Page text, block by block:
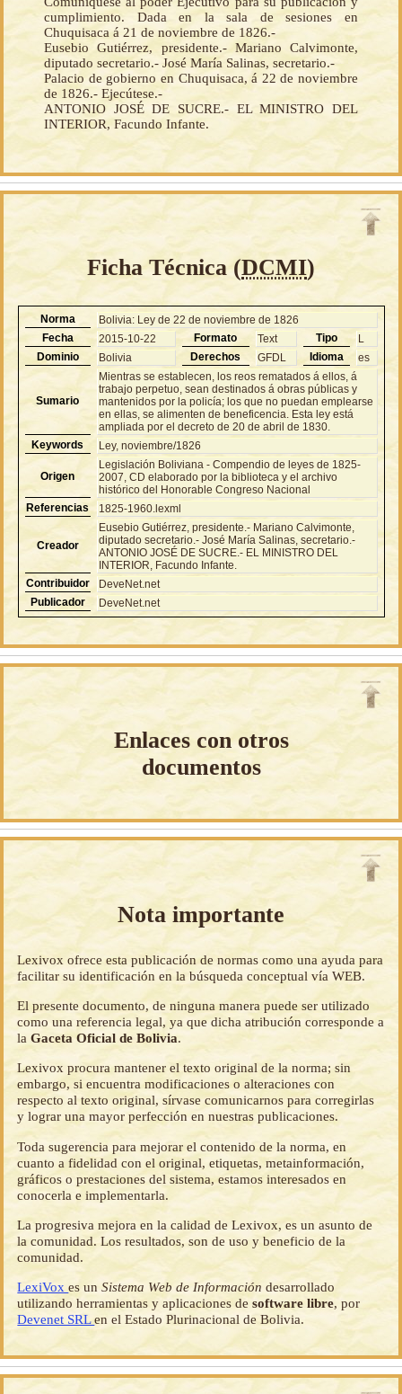
cumplimiento. Dada en la sala de sesiones en
Chuquisaca á 21 de noviembre de 1826.-
Eusebio Gutiérrez, presidente.- Mariano Calvimonte,
diputado secretario.- José María Salinas, secretario.-
Palacio de gobierno en Chuquisaca, á 22 de noviembre
de 1826.- Ejecútese.-
ANTONIO JOSÉ DE SUCRE.- EL MINISTRO DEL
INTERIOR, Facundo Infante.
Ficha Técnica (DCMI)
Norma
Bolivia: Ley de 22 de noviembre de 1826
Fecha
2015-10-22 Formato Text Tipo
L
Dominio
Bolivia Derechos GFDL Idioma es
Sumario
Mientras se establecen, los reos rematados á ellos, á
trabajo perpetuo, sean destinados á obras públicas y
mantenidos por la policía; los que no puedan emplearse
en ellas, se alimenten de beneficencia. Esta ley está
ampliada por el decreto de 20 de abril de 1830.
Keywords
Ley, noviembre/1826
Origen
Legislación Boliviana - Compendio de leyes de 1825-
2007, CD elaborado por la biblioteca y el archivo
histórico del Honorable Congreso Nacional
Referencias
1825-1960.lexml
Creador
Eusebio Gutiérrez, presidente.- Mariano Calvimonte,
diputado secretario.- José María Salinas, secretario.-
ANTONIO JOSÉ DE SUCRE.- EL MINISTRO DEL
INTERIOR, Facundo Infante.
Contribuidor
DeveNet.net
Publicador
DeveNet.net
Enlaces con otros
documentos
Nota importante
Lexivox ofrece esta publicación de normas como una ayuda para
facilitar su identificación en la búsqueda conceptual vía WEB.
El presente documento, de ninguna manera puede ser utilizado
como una referencia legal, ya que dicha atribución corresponde a
laGaceta Oficial de Bolivia.
Lexivox procura mantener el texto original de la norma; sin
embargo, si encuentra modificaciones o alteraciones con
respecto al texto original, sírvase comunicarnos para corregirlas
y lograr una mayor perfección en nuestras publicaciones.
Toda sugerencia para mejorar el contenido de la norma, en
cuanto a fidelidad con el original, etiquetas, metainformación,
gráficos o prestaciones del sistema, estamos interesados en
conocerla e implementarla.
La progresiva mejora en la calidad de Lexivox, es un asunto de
la comunidad. Los resultados, son de uso y beneficio de la
comunidad.
LexiVoxes unSistema Web de Información desarrollado
utilizando herramientas y aplicaciones desoftware libre, por
Devenet SRLen el Estado Plurinacional de Bolivia.